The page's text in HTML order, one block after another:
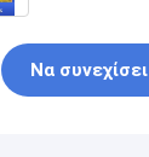
Να συνεχίσει